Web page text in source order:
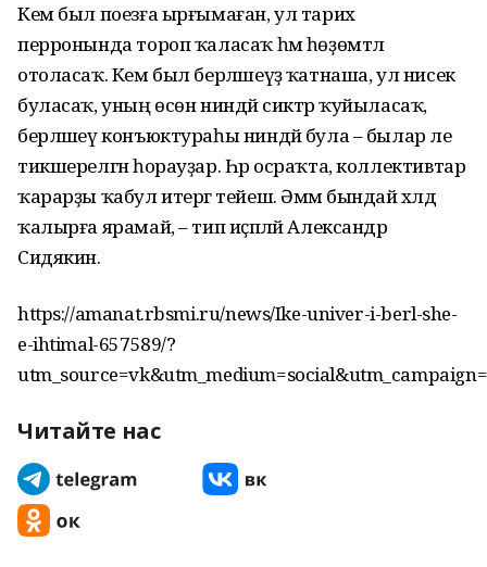
Кем был поезға ырғымаған, ул тарих
перронында тороп ҡаласаҡ һәм һөҙөмтәлә
отоласаҡ. Кем был берләшеүҙә ҡатнаша, ул нисек
буласаҡ, уның өсөн ниндәй сиктәр ҡуйыласаҡ,
берләшеү конъюктураһы ниндәй була – былар әле
тикшерелгән һорауҙар. Һәр осраҡта, коллективтар
ҡарарҙы ҡабул итергә тейеш. Әммә бындай хәлдә
ҡалырға ярамай, – тип иҫәпләй Александр
Сидякин.
https://amanat.rbsmi.ru/news/Ike-univer-i-berl-she-
e-ihtimal-657589/?
Читайте нас